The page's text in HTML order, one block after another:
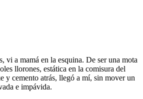
vi a mamá en la esquina. De ser una mota
llorones, estática en la comisura del
y cemento atrás, llegó a mí, sin mover un
e impávida.